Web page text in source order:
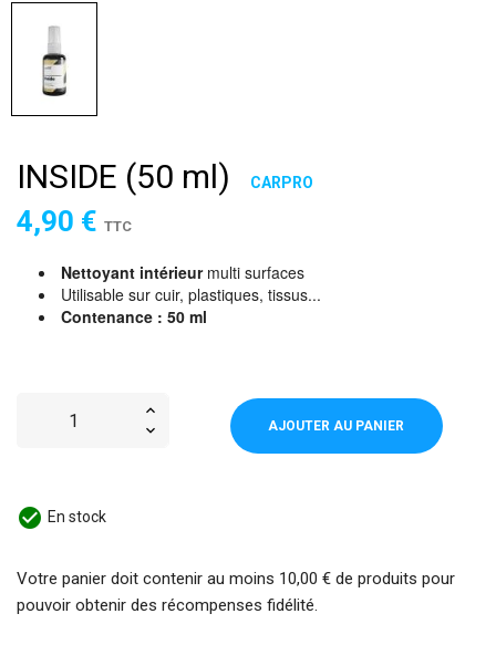
INSIDE (50 ml) CARPRO
4,90 € TTC
Nettoyant intérieurmulti surfaces
Utilisable sur cuir, plastiques, tissus...
Contenance : 50 ml
AJOUTER AU PANIER
check_circle En stock
Votre panier doit contenir au moins 10,00 € de produits pour
pouvoir obtenir des récompenses fidélité.